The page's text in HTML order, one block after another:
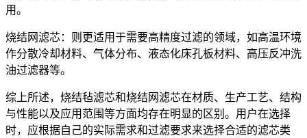
用。
烧结网滤芯：则更适用于需要高精度过滤的领域，如高温环境
作分散冷却材料、气体分布、液态化床孔板材料、高压反冲洗
油过滤器等。
综上所述，烧结毡滤芯和烧结网滤芯在材质、生产工艺、结构
与性能以及应用范围等方面均存在明显的区别。用户在选择
时，应根据自己的实际需求和过滤要求来选择合适的滤芯类